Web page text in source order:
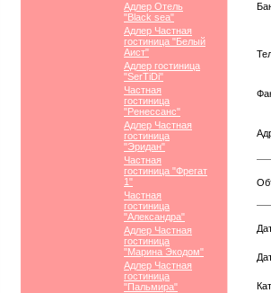
Адлер Отель
"Black sea"
Адлер Частная
гостиница "Белый
Аист"
Адлер гостиница
"SerTiDi"
Частная
гостиница
"Ренессанс"
Адлер Частная
гостиница
"Эридан"
Частная
гостиница "Фрегат
1"
Частная
гостиница
"Александра"
Адлер Частная
гостиница
"Марина Экодом"
Адлер Частная
гостиница
"Пальмира"